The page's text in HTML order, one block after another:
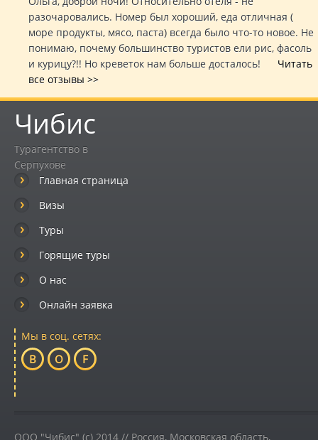
разочаровались. Номер был хороший, еда отличная (
море продукты, мясо, паста) всегда было что-то новое. Не
понимаю, почему большинство туристов ели рис, фасоль
и курицу?!! Но креветок нам больше досталось! Читать
все отзывы >>
Чибис
Турагентство в
Серпухове
Главная страница
Визы
Туры
Горящие туры
О нас
Онлайн заявка
Мы в соц. сетях:
B O F
ООО "Чибис" (c) 2014 // Россия, Московская область,